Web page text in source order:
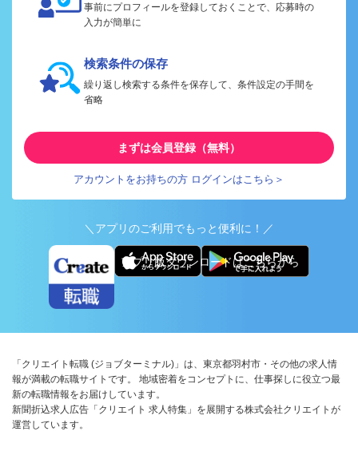
事前にプロフィールを登録しておくことで、応募時の
入力が簡単に
検索条件の保存
繰り返し検索する条件を保存して、条件設定の手間を
省略
まずは会員登録（無料）
アカウントをお持ちの方 ログインはこちら＞
＼アプリのご利用でもっと便利に！／
アプリ版ダウンロードはこちらから
「クリエイト転職 (ジョブターミナル)」は、東京都羽村市・その他の求人情
報が満載の転職サイトです。 地域密着をコンセプトに、仕事探しに役立つ最
新の転職情報をお届けしています。
新聞折込求人広告「クリエイト 求人特集」を展開する株式会社クリエイトが
運営しています。